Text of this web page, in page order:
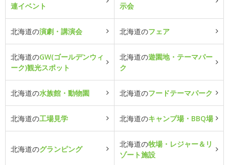
連イベント
示会
北海道の演劇・講演会 北海道のフェア
北海道のGW(ゴールデンウィ
ーク)観光スポット
北海道の遊園地・テーマパー
ク
北海道の水族館・動物園 北海道のフードテーマパーク
北海道の工場見学 北海道のキャンプ場・BBQ場
北海道のグランピング
北海道の牧場・レジャー＆リ
ゾート施設